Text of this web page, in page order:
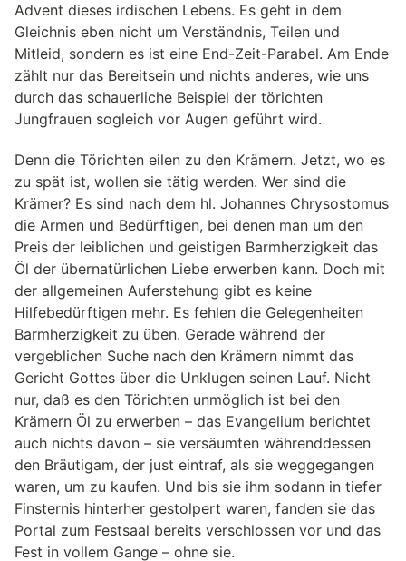
Advent dieses irdischen Lebens. Es geht in dem
Gleichnis eben nicht um Verständ­nis, Teilen und
Mitleid, sondern es ist eine End-Zeit-Parabel. Am Ende
zählt nur das Bereitsein und nichts anderes, wie uns
durch das schauerliche Beispiel der törichten
Jungfrauen sogleich vor Augen geführt wird.
Denn die Törichten eilen zu den Krämern. Jetzt, wo es
zu spät ist, wollen sie tätig werden. Wer sind die
Krämer? Es sind nach dem hl. Johannes Chrysostomus
die Armen und Bedürftigen, bei denen man um den
Preis der leiblichen und geistigen Barmherzigkeit das
Öl der übernatürlichen Liebe erwerben kann. Doch mit
der allgemeinen Auferstehung gibt es keine
Hilfebedürftigen mehr. Es fehlen die Gelegenheiten
Barmherzigkeit zu üben. Gerade während der
vergeblichen Suche nach den Krämern nimmt das
Gericht Gottes über die Unklugen seinen Lauf. Nicht
nur, daß es den Törichten unmöglich ist bei den
Krämern Öl zu erwerben – das Evangelium berichtet
auch nichts davon – sie versäumten währenddessen
den Bräutigam, der just eintraf, als sie weggegangen
waren, um zu kaufen. Und bis sie ihm sodann in tiefer
Finsternis hinterher gestolpert waren, fanden sie das
Portal zum Festsaal bereits verschlossen vor und das
Fest in vollem Gange – ohne sie.